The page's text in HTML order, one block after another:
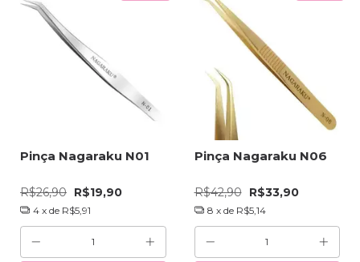
Pinça Nagaraku N01
R$26,90 R$19,90
4 x de R$5,91
Pinça Nagaraku N06
R$42,90 R$33,90
8 x de R$5,14